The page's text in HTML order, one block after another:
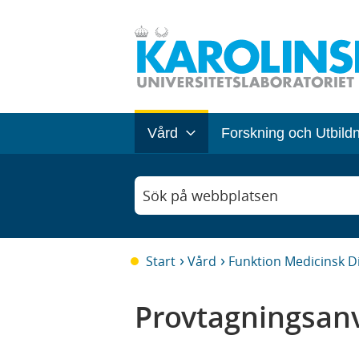
Vård Forskning och
Sök på webbplatsen
Start Vård Funktion Medicinsk